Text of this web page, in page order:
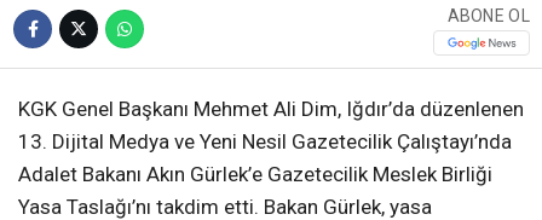
ABONE OL
KGK Genel Başkanı Mehmet Ali Dim, Iğdır’da düzenlenen
13. Dijital Medya ve Yeni Nesil Gazetecilik Çalıştayı’nda
Adalet Bakanı Akın Gürlek’e Gazetecilik Meslek Birliği
Yasa Taslağı’nı takdim etti. Bakan Gürlek, yasa